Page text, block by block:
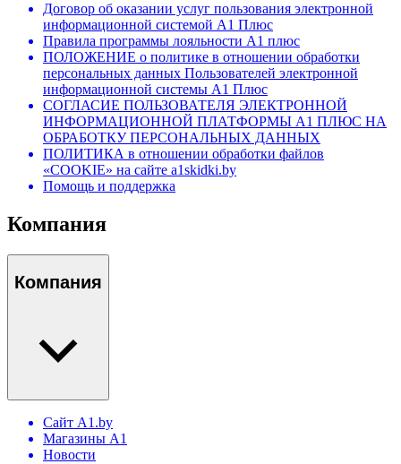
Договор об оказании услуг пользования электронной
информационной системой А1 Плюс
Правила программы лояльности А1 плюс
ПОЛОЖЕНИЕ о политике в отношении обработки
персональных данных Пользователей электронной
информационной системы А1 Плюс
СОГЛАСИЕ ПОЛЬЗОВАТЕЛЯ ЭЛЕКТРОННОЙ
ИНФОРМАЦИОННОЙ ПЛАТФОРМЫ А1 ПЛЮС НА
ОБРАБОТКУ ПЕРСОНАЛЬНЫХ ДАННЫХ
ПОЛИТИКА в отношении обработки файлов
«COOKIE» на сайте a1skidki.by
Помощь и поддержка
Компания
Компания
Сайт A1.by
Магазины А1
Новости